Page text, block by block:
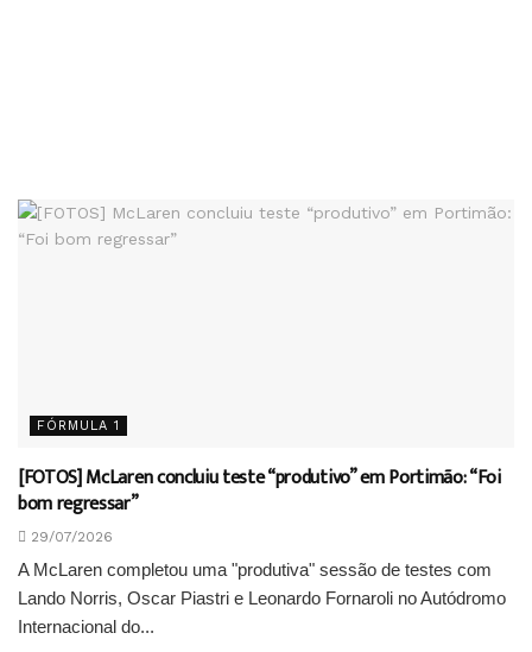
FÓRMULA 1
[FOTOS] McLaren concluiu teste “produtivo” em Portimão: “Foi
bom regressar”
29/07/2026
A McLaren completou uma "produtiva" sessão de testes com
Lando Norris, Oscar Piastri e Leonardo Fornaroli no Autódromo
Internacional do...